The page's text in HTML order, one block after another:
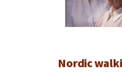
Nordic